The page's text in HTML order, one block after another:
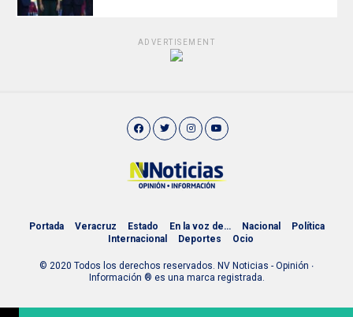
ADVERTISEMENT
Portada Veracruz Estado En la voz de… Nacional
Política
Internacional
Deportes Ocio
© 2020 Todos los derechos reservados. NV Noticias - Opinión ∙
Información ® es una marca registrada.